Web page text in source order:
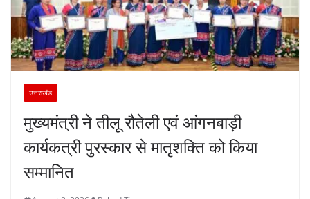
उत्तराखंड
मुख्यमंत्री ने तीलू रौतेली एवं आंगनबाड़ी
कार्यकत्री पुरस्कार से मातृशक्ति को किया
सम्मानित